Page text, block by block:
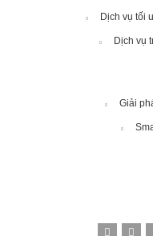
Dịch vụ tối
Dịch vụ
Giải